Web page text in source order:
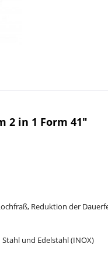
2 in 1 Form 41"
Reduktion der
und Edelstahl (INOX)